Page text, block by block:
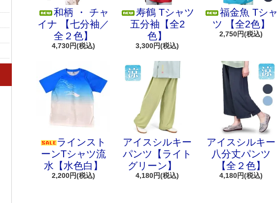
和柄 ・ チャ
イナ 【七分袖／
全２色】
4,730円(税込)
寿鶴 Tシャツ
五分袖【全2
色】
3,300円(税込)
福金魚 Tシャ
ツ 【全2色】
2,750円(税込)
ラインスト
ーンTシャツ流
水【水色白】
2,200円(税込)
アイスシルキー
パンツ【ライト
グリーン】
4,180円(税込)
アイスシルキー
八分丈パンツ
【全２色】
4,180円(税込)